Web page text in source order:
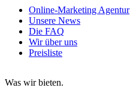
Online-Marketing Agentur
Unsere News
Die FAQ
Wir über uns
Preisliste
Was wir bieten.